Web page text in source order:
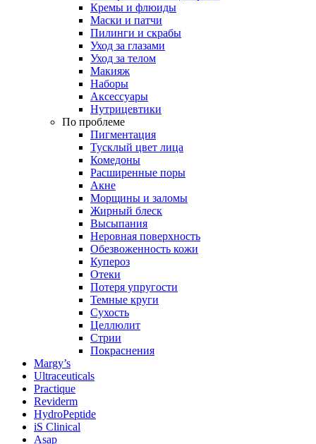
Кремы и флюиды
Маски и патчи
Пилинги и скрабы
Уход за глазами
Уход за телом
Макияж
Наборы
Аксессуары
Нутрицевтики
По проблеме
Пигментация
Тусклый цвет лица
Комедоны
Расширенные поры
Акне
Морщины и заломы
Жирный блеск
Высыпания
Неровная поверхность
Обезвоженность кожи
Купероз
Отеки
Потеря упругости
Темные круги
Сухость
Целлюлит
Стрии
Покраснения
Margy’s
Ultraceuticals
Practique
Reviderm
HydroPeptide
iS Clinical
Asap